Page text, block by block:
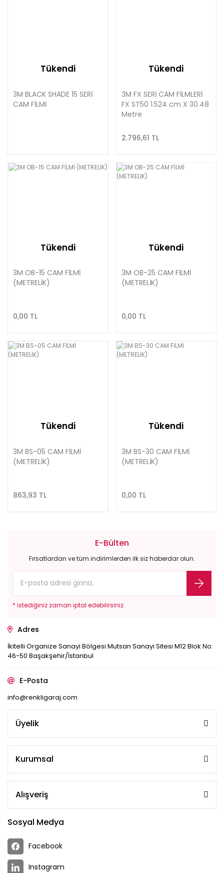
Tükendi
3M BLACK SHADE 15 SERİ
CAM FİLMİ
Tükendi
3M FX SERİ CAM FİLMLERİ
FX ST50 1.524 cm X 30.48
Metre
2.796,61 TL
Tükendi
3M OB-15 CAM FİLMİ
(METRELİK)
0,00 TL
Tükendi
3M OB-25 CAM FİLMİ
(METRELİK)
0,00 TL
Tükendi
3M BS-05 CAM FİLMİ
(METRELİK)
863,93 TL
Tükendi
3M BS-30 CAM FİLMİ
(METRELİK)
0,00 TL
E-Bülten
Fırsatlardan ve tüm indirimlerden ilk siz haberdar olun.
* istediğiniz zaman iptal edebilirsiniz.
Adres
İkitelli Organize Sanayi Bölgesi Mutsan Sanayi Sitesi M12 Blok No:
46-50 Başakşehir/İstanbul
E-Posta
info@renkligaraj.com
Üyelik
Kurumsal
Alışveriş
Sosyal Medya
Facebook
Instagram